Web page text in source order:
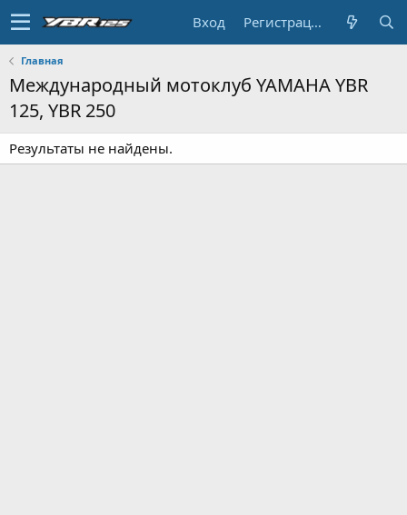
Вход Регистрация
Главная
Международный мотоклуб YAMAHA YBR
125, YBR 250
Результаты не найдены.